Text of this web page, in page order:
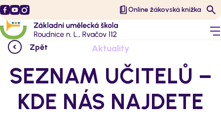
Online žákovská knížka
Zpět Aktuality
SEZNAM UČITELŮ –
KDE NÁS NAJDETE